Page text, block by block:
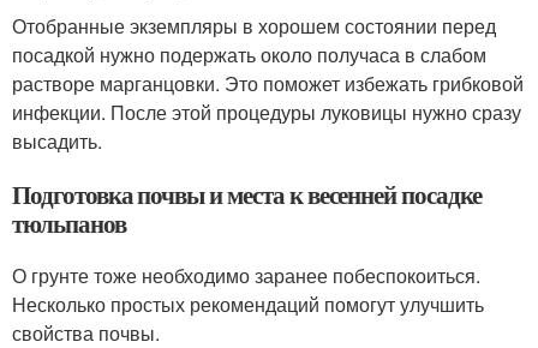
Отобранные экземпляры в хорошем состоянии перед
посадкой нужно подержать около получаса в слабом
растворе марганцовки. Это поможет избежать грибковой
инфекции. После этой процедуры луковицы нужно сразу
высадить.
Подготовка почвы и места к весенней посадке
тюльпанов
О грунте тоже необходимо заранее побеспокоиться.
Несколько простых рекомендаций помогут улучшить
свойства почвы.